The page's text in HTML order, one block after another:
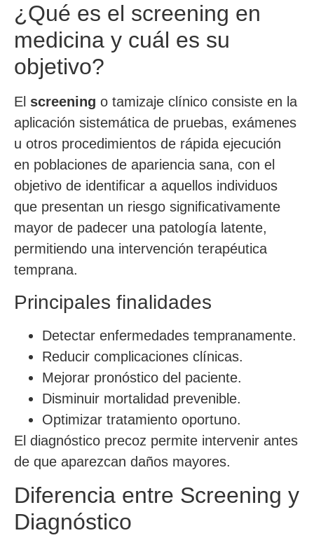
¿Qué es el screening en
medicina y cuál es su
objetivo?
El screening o tamizaje clínico consiste en la
aplicación sistemática de pruebas, exámenes
u otros procedimientos de rápida ejecución
en poblaciones de apariencia sana, con el
objetivo de identificar a aquellos individuos
que presentan un riesgo significativamente
mayor de padecer una patología latente,
permitiendo una intervención terapéutica
temprana.
Principales finalidades
Detectar enfermedades tempranamente.
Reducir complicaciones clínicas.
Mejorar pronóstico del paciente.
Disminuir mortalidad prevenible.
Optimizar tratamiento oportuno.
El diagnóstico precoz permite intervenir antes
de que aparezcan daños mayores.
Diferencia entre Screening y
Diagnóstico